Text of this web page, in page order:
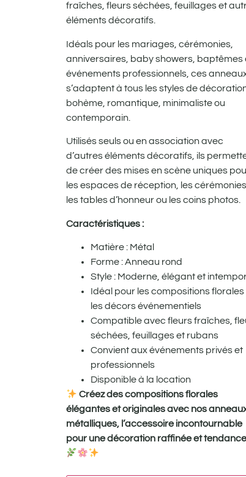
fraîches, fleurs séchées, feuillages et
éléments décoratifs.
Idéals pour les mariages, cérémonies,
anniversaires, baby showers, baptêmes
événements professionnels, ces
s’adaptent à tous les styles de
bohème, romantique, minimaliste ou
contemporain.
Utilisés seuls ou en association avec
d’autres éléments décoratifs, ils
de créer des mises en scène uniques
les espaces de réception, les
les tables d’honneur ou les coins photos.
Caractéristiques :
Matière : Métal
Forme : Anneau rond
Style : Moderne, élégant et
Idéal pour les compositions florales
les décors événementiels
Compatible avec fleurs fraîches,
séchées, feuillages et rubans
Convient aux événements privés et
professionnels
Disponible à la location
Créez des compositions florales
élégantes et originales avec nos
métalliques, l’accessoire incontournable
pour une décoration raffinée et